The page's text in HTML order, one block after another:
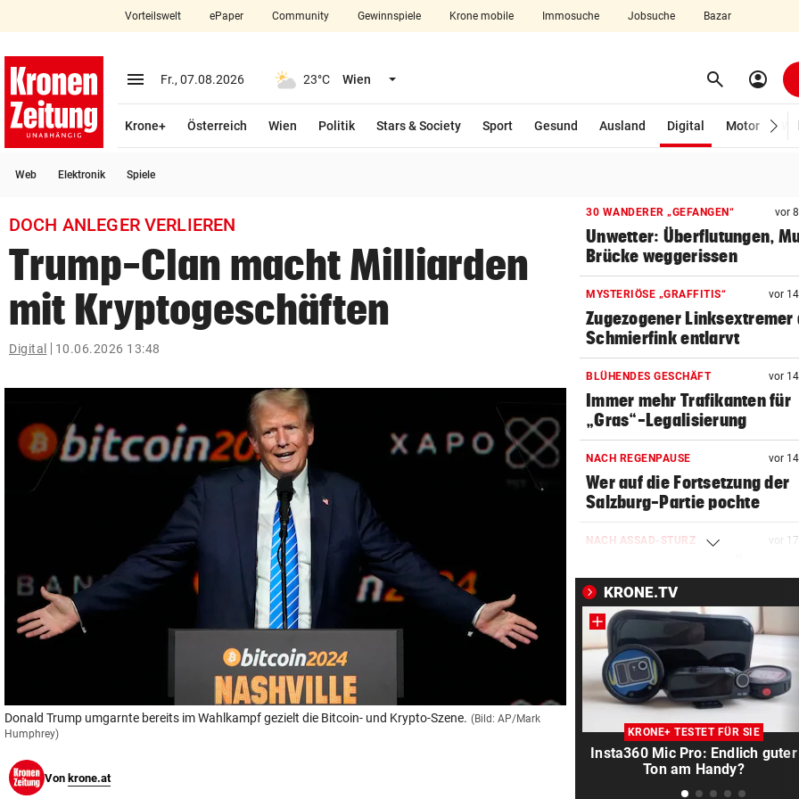
closeSchließen
account_circle Anmelden
arrow_right
bookmark
search
Suchbegriff
eingeben
© Krone Multimedia GmbH & Co KG 2026
Muthgasse 2, 1190 Wien
Vorteilswelt ePaper Community Gewinnspiele Krone mobile Immosuche Jobsuche Bazar
menu Menü aufklappen
Fr., 07.08.2026 23°C Wien Menü aufklappen search Suchen
account_circle
Krone+ Österreich Wien Politik Stars & Society Sport Gesund Ausland Digital
Motor
Web Elektronik Spiele
DOCH ANLEGER VERLIEREN
Trump-Clan macht Milliarden
mit Kryptogeschäften
Digital 10.06.2026 13:48
Donald Trump umgarnte bereits im Wahlkampf gezielt die Bitcoin- und Krypto-Szene. (Bild: AP/Mark
Humphrey)
Von krone.at
30 WANDERER „GEFANGEN“ vor
Unwetter: Überflutungen,
Brücke weggerissen
MYSTERIÖSE „GRAFFITIS“ vor
Zugezogener Linksextremer
Schmierfink entlarvt
BLÜHENDES GESCHÄFT vor
Immer mehr Trafikanten für
„Gras“-Legalisierung
NACH REGENPAUSE vor
Wer auf die Fortsetzung der
Salzburg-Partie pochte
NACH ASSAD-STURZ vor
nun seltener Asyl
MORD IN LANGENZERSDORF vor
Online-Flirt getötet: 18-
geständig
RIVALE GEHT LEER AUS vor
Hammer-Wechsel bestätigt:
will zu Barcelona!“
KRONE.TV
KRONE+ TESTET FÜR SIE
Insta360 Mic Pro: Endlich guter
Ton am Handy?